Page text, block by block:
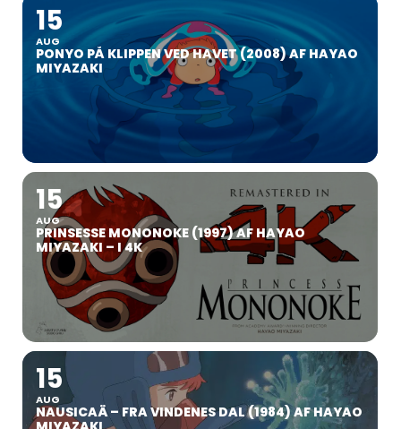
15
AUG
PONYO PÅ KLIPPEN VED HAVET (2008) AF HAYAO
MIYAZAKI
15
AUG
PRINSESSE MONONOKE (1997) AF HAYAO
MIYAZAKI – I 4K
15
AUG
NAUSICAÄ – FRA VINDENES DAL (1984) AF HAYAO